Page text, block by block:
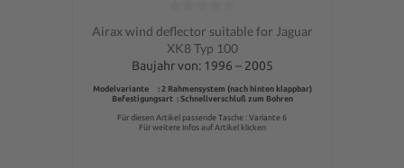
Average rating of 0 out of 5 stars
Airax wind deflector suitable for Jaguar
XK8 Typ 100
Baujahr von: 1996 – 2005
Modelvariante : 2 Rahmensystem (nach hinten klappbar)
Befestigungsart : Schnellverschluß zum Bohren
Für diesen Artikel passende Tasche : Variante 6
Für weitere Infos auf Artikel klicken